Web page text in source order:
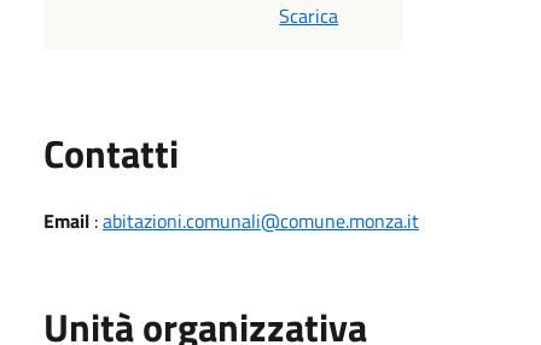
Scarica
Contatti
Email :abitazioni.comunali@comune.monza.it
Unità organizzativa